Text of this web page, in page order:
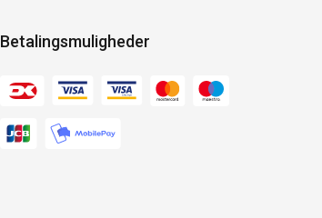
Betalingsmuligheder